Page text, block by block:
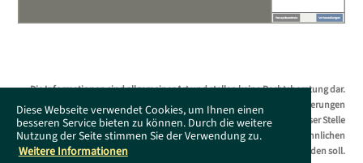
Diese Webseite verwendet Cookies, um Ihnen einen
besseren Service bieten zu können. Durch die weitere
Nutzung der Seite stimmen Sie der Verwendung zu.
Weitere Informationen
Die Informationen sind allgemeiner Art und stellen keine Rechtsberatung dar.
Das Supportportal erhebt keinen Anspruch auf Vollständigkeit. Änderungen
bleiben ohne Vorankündigung jederzeit vorbehalten. Es wird an dieser Stelle
darauf hingewiesen, dass die ausschließliche Verwendung der männlichen
Form geschlechtsunabhängig verstanden werden soll.